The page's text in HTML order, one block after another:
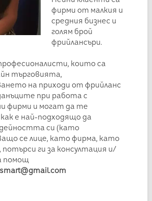
фирми от малкия и
средния бизнес и
голям брой
фрийлансъри.
които са
търговията,
на приходи от фрийланс
при работа с
фирми и могат да те
е най-подходящо да
си (като
се лице, като фирма, като
потърси ги за консултация и/
помощ